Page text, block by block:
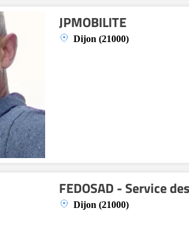
JPMOBILITE
Dijon (21000)
FEDOSAD - Service
Dijon (21000)